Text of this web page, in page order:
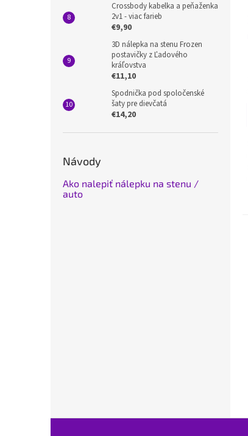
Crossbody kabelka a peňaženka
2v1 - viac farieb
€9,90
3D nálepka na stenu Frozen
postavičky z Ľadového
kráľovstva
€11,10
Spodnička pod spoločenské
šaty pre dievčatá
€14,20
Návody
Ako nalepiť nálepku na stenu /
auto